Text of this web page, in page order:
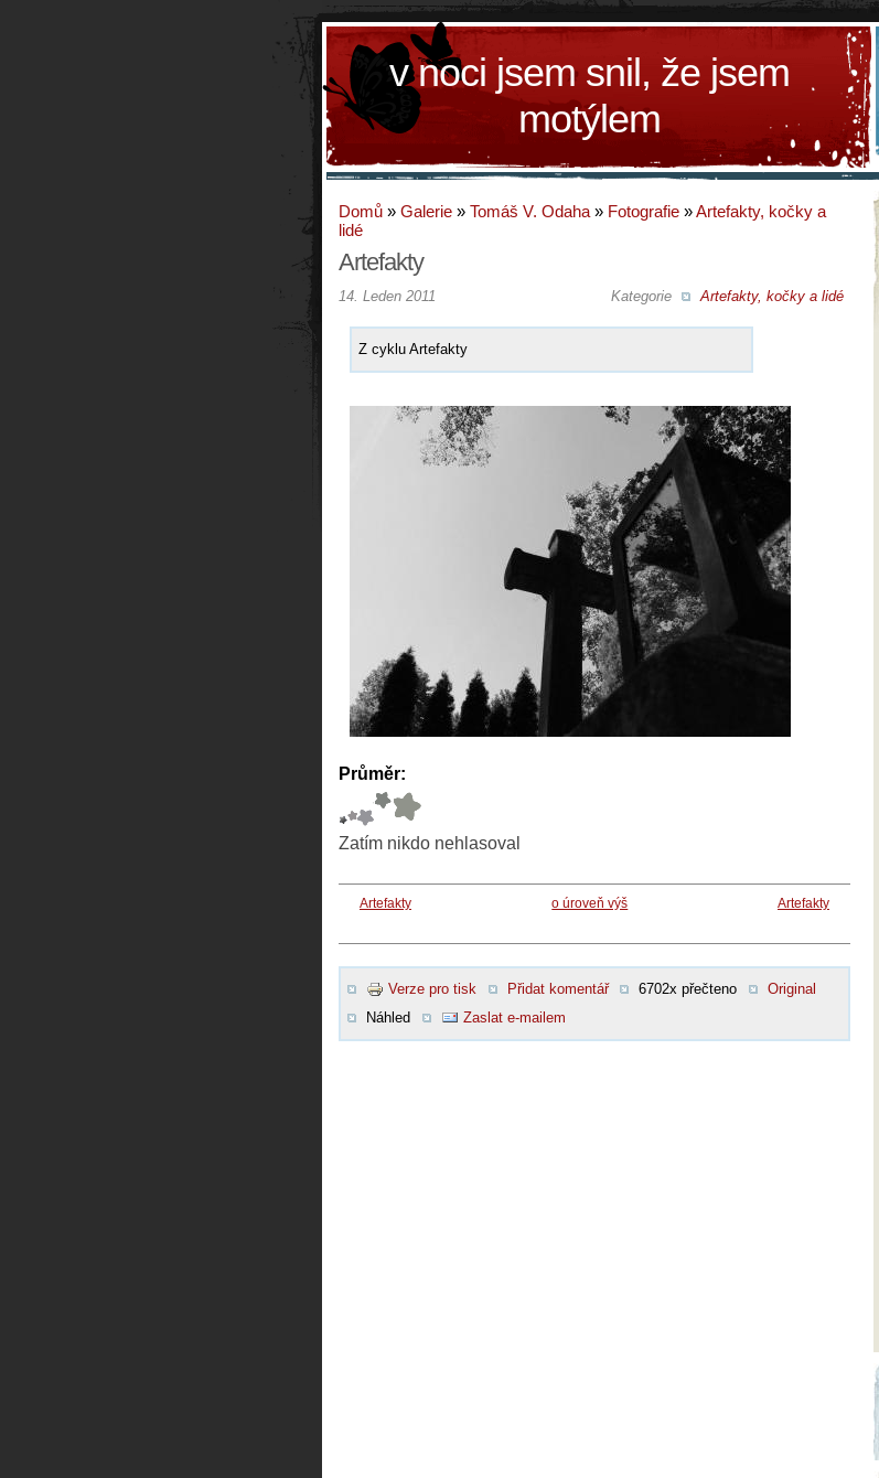
v noci jsem snil, že jsem
motýlem
Domů » Galerie » Tomáš V. Odaha » Fotografie »Artefakty, kočky a
lidé
Artefakty
Kategorie Artefakty, kočky a lidé
14. Leden 2011
Z cyklu Artefakty
Průměr:
Zatím nikdo nehlasoval
Artefakty o úroveň výš Artefakty
Verze pro tisk Přidat komentář 6702x přečteno
Original
Náhled
Zaslat e-mailem